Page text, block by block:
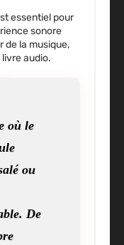
essentiel pour
sonore
de la musique,
audio.
où le
ou
De